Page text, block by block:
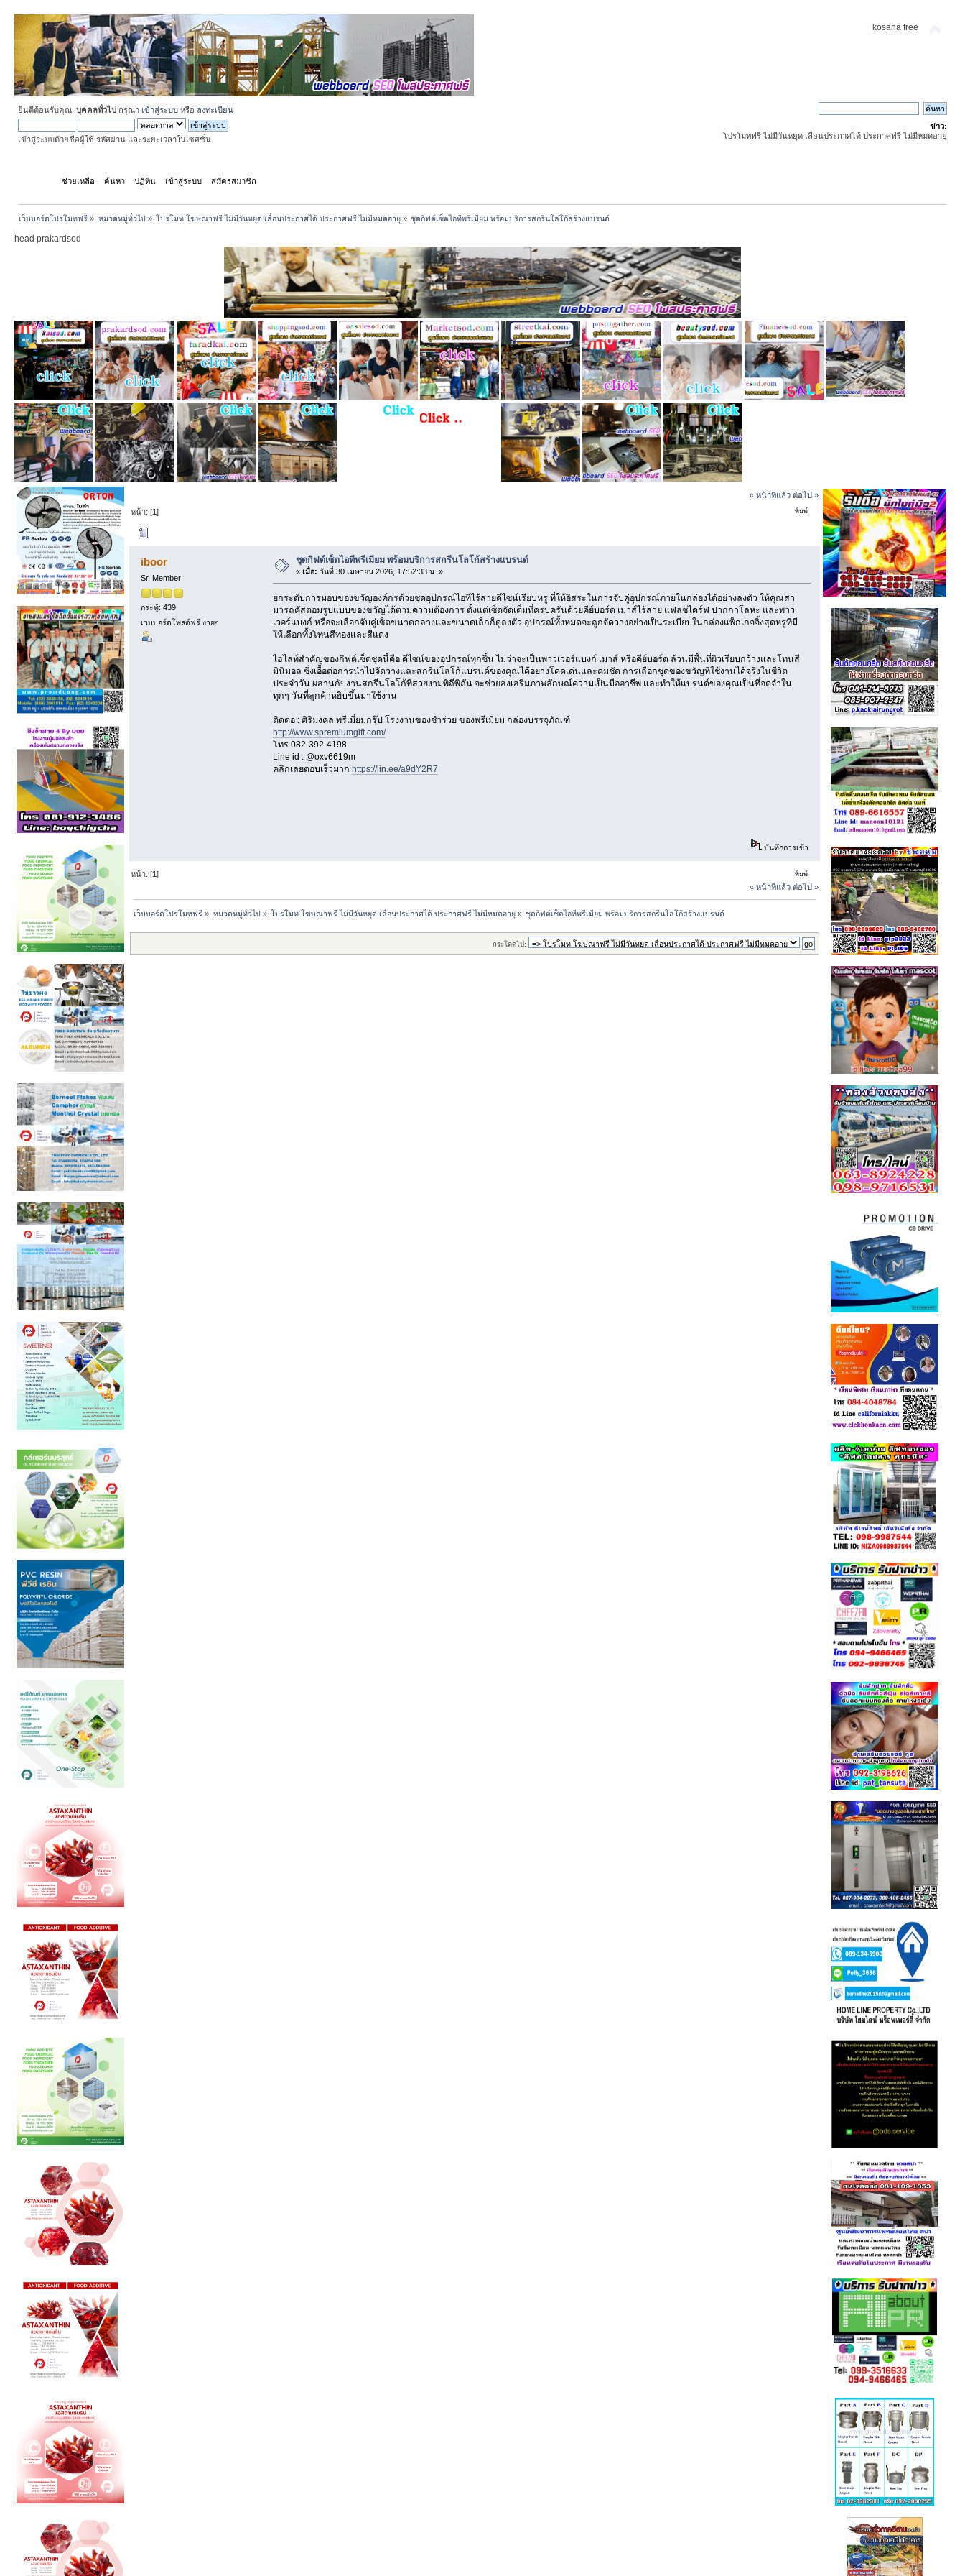
kosana free
ยินดีต้อนรับคุณ, บุคคลทั่วไป กรุณา เข้าสู่ระบบ หรือ ลงทะเบียน
เข้าสู่ระบบด้วยชื่อผู้ใช้ รหัสผ่าน และระยะเวลาในเซสชั่น
ข่าว:
โปรโมทฟรี ไม่มีวันหยุด เลื่อนประกาศได้ ประกาศฟรี ไม่มีหมดอายุ
ช่วยเหลือ ค้นหา ปฏิทิน เข้าสู่ระบบ สมัครสมาชิก
เว็บบอร์ดโปรโมทฟรี » หมวดหมู่ทั่วไป» โปรโมท โฆษณาฟรี ไม่มีวันหยุด เลื่อนประกาศได้ ประกาศฟรี ไม่มีหมดอายุ» ชุดกิฟต์เซ็ตไอทีพรีเมียม พร้อมบริการสกรีนโลโก้สร้างแบรนด์
head prakardsod
« หน้าที่แล้ว ต่อไป »
พิมพ์
หน้า: [1]
iboor
Sr. Member
กระทู้: 439
เวบบอร์ดโพสต์ฟรี ง่ายๆ
ชุดกิฟต์เซ็ตไอทีพรีเมียม พร้อมบริการสกรีนโลโก้สร้างแบรนด์
« เมื่อ: วันที่ 30 เมษายน 2026, 17:52:33 น. »
ยกระดับการมอบของขวัญองค์กรด้วยชุดอุปกรณ์ไอทีไร้สายดีไซน์เรียบหรู ที่ให้อิสระในการจับคู่อุปกรณ์ภายในกล่องได้อย่างลงตัว ให้คุณสา
มารถคัสตอมรูปแบบของขวัญได้ตามความต้องการ ตั้งแต่เซ็ตจัดเต็มที่ครบครันด้วยคีย์บอร์ด เมาส์ไร้สาย แฟลชไดร์ฟ ปากกาโลหะ และพาว
เวอร์แบงก์ หรือจะเลือกจับคู่เซ็ตขนาดกลางและขนาดเล็กก็ดูลงตัว อุปกรณ์ทั้งหมดจะถูกจัดวางอย่างเป็นระเบียบในกล่องแพ็กเกจจิ้งสุดหรูที่มี
ให้เลือกทั้งโทนสีทองและสีแดง
ไฮไลท์สำคัญของกิฟต์เซ็ตชุดนี้คือ ดีไซน์ของอุปกรณ์ทุกชิ้น ไม่ว่าจะเป็นพาวเวอร์แบงก์ เมาส์ หรือคีย์บอร์ด ล้วนมีพื้นที่ผิวเรียบกว้างและโทนสี
มินิมอล ซึ่งเอื้อต่อการนำไปจัดวางและสกรีนโลโก้แบรนด์ของคุณได้อย่างโดดเด่นและคมชัด การเลือกชุดของขวัญที่ใช้งานได้จริงในชีวิต
ประจำวัน ผสานกับงานสกรีนโลโก้ที่สวยงามพิถีพิถัน จะช่วยส่งเสริมภาพลักษณ์ความเป็นมืออาชีพ และทำให้แบรนด์ของคุณเป็นที่จดจำใน
ทุกๆ วันที่ลูกค้าหยิบขึ้นมาใช้งาน
ติดต่อ : ศิริมงคล พรีเมี่ยมกรุ๊ป โรงงานของชำร่วย ของพรีเมี่ยม กล่องบรรจุภัณฑ์
http://www.spremiumgift.com/
โทร 082-392-4198
Line id : @oxv6619m
คลิกเลยตอบเร็วมาก https://lin.ee/a9dY2R7
บันทึกการเข้า
พิมพ์
หน้า: [1]
« หน้าที่แล้ว ต่อไป »
เว็บบอร์ดโปรโมทฟรี » หมวดหมู่ทั่วไป » โปรโมท โฆษณาฟรี ไม่มีวันหยุด เลื่อนประกาศได้ ประกาศฟรี ไม่มีหมดอายุ» ชุดกิฟต์เซ็ตไอทีพรีเมียม พร้อมบริการสกรีนโลโก้สร้างแบรนด์
กระโดดไป: